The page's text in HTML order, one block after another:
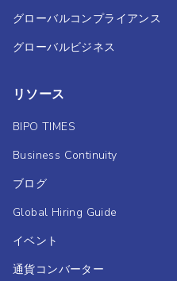
グローバルコンプライアンス
グローバルビジネス
リソース
BIPO TIMES
Business Continuity
ブログ
Global Hiring Guide
イベント
通貨コンバーター